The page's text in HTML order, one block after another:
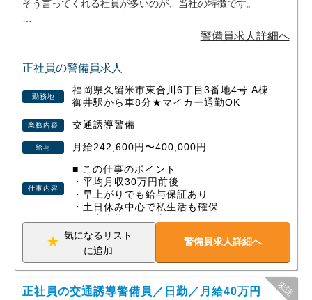
正社員の警備員求人
勤務地
福岡県久留米市東合川6丁目3番地4号 A棟
御井駅から車8分★マイカー通勤OK
業務内容 交通誘導警備
給与 月給242,600円〜400,000円
仕事内容
■ この仕事のポイント
・平均月収30万円前後
・早上がりでも給与保証あり
・土日休み中心で私生活も確保
・国家資格の取得支援あり
■ 業務概要
道路の安全を守る、社会に欠かせない仕事
です。
工事が安全に進むよう、交通規制の設置や
監視・誘導をチームで行います。
そう言ってくれる社員が多いのが、当社の特徴です。
す。
働く環境もしっかり整えているので、
「警備って大変そう」と感じている方ほど、一度見てほしい
仕事です。
まずはお気軽にご応募ください。
警備員求人詳細へ
気になるリスト
に追加
警備員求人詳細へ
正社員の交通誘導警備員／日勤／月給40万円